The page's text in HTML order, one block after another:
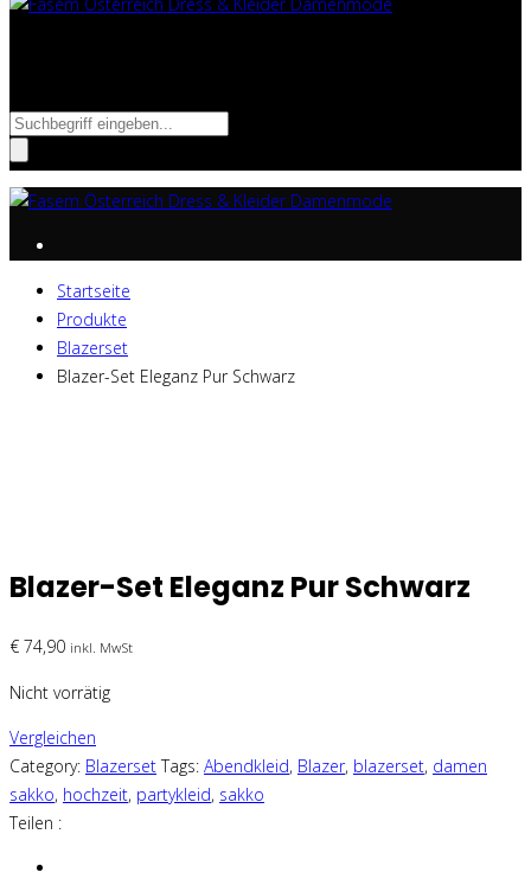
Startseite
Produkte
Blazerset
Blazer-Set Eleganz Pur Schwarz
Blazer-Set Eleganz Pur Schwarz
€ 74,90 inkl. MwSt
Nicht vorrätig
Vergleichen
Category: Blazerset Tags: Abendkleid, Blazer, blazerset, damen
sakko, hochzeit, partykleid, sakko
Teilen :